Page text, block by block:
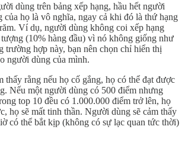
dùng trên bảng xếp hạng, hầu hết người
của họ là vô nghĩa, ngay cả khi đó là thứ hạng
Ví dụ, người dùng không coi xếp hạng
(10% hàng đầu) vì nó không giống như
trường hợp này, bạn nên chọn chỉ hiển thị
người dùng của mình.
thấy rằng nếu họ cố gắng, họ có thể đạt được
Nếu một người dùng có 500 điểm nhưng
top 10 đều có 1.000.000 điểm trở lên, họ
họ sẽ mất tinh thần. Người dùng sẽ cảm thấy
có thể bắt kịp (không có sự lạc quan tức thời)